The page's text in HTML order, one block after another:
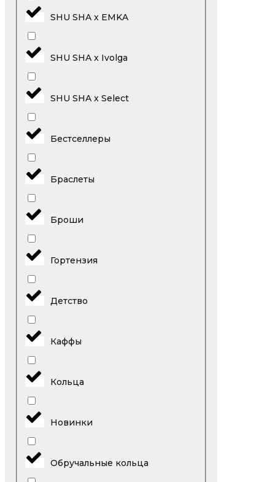
SHU SHA x EMKA
SHU SHA x Ivolga
SHU SHA x Select
Бестселлеры
Браслеты
Броши
Гортензия
Детство
Каффы
Кольца
Новинки
Обручальные кольца